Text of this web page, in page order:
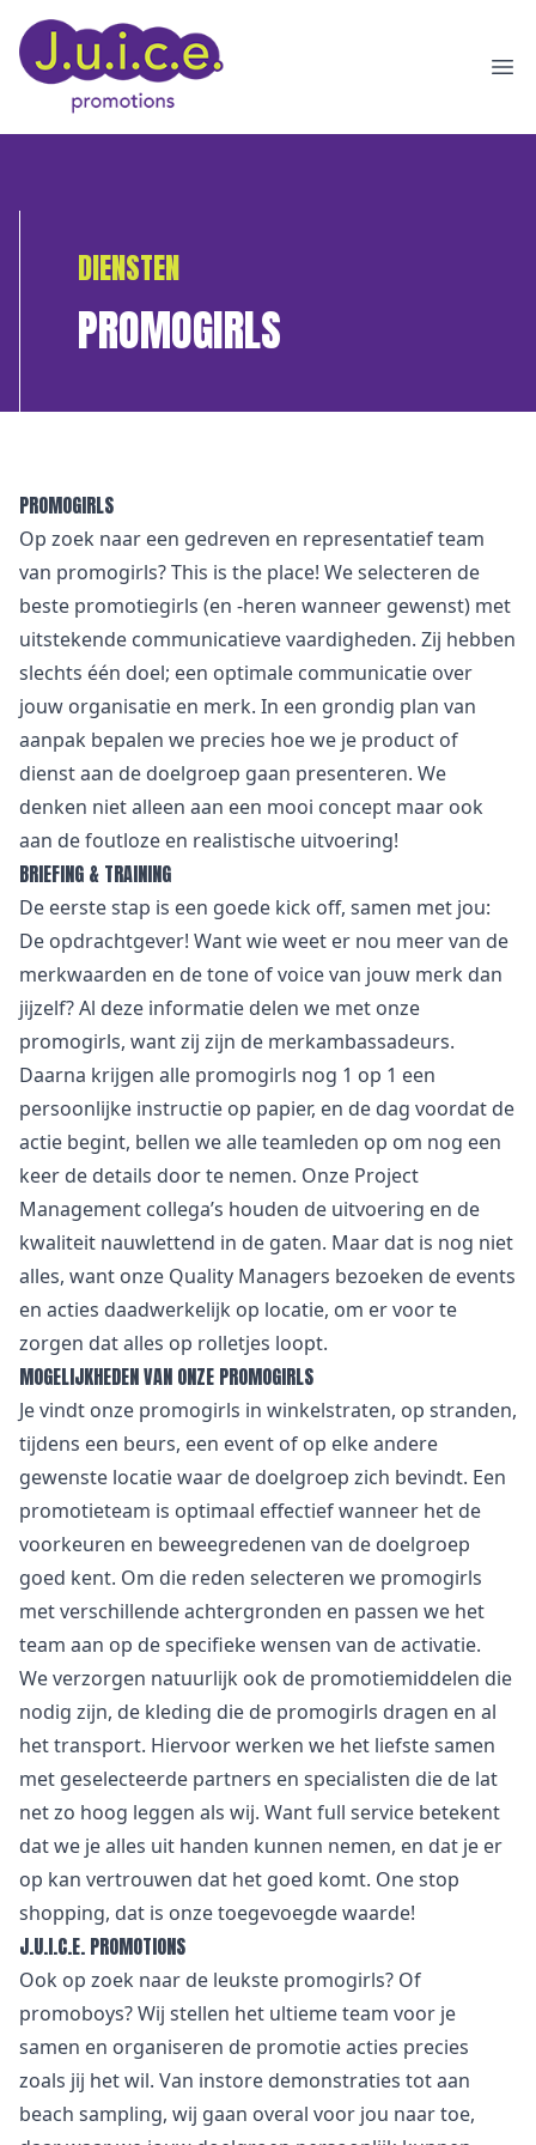
DIENSTEN
PROMOGIRLS
PROMOGIRLS
Op zoek naar een gedreven en representatief team
van promogirls? This is the place! We selecteren de
beste promotiegirls (en -heren wanneer gewenst) met
uitstekende communicatieve vaardigheden. Zij hebben
slechts één doel; een optimale communicatie over
jouw organisatie en merk. In een grondig plan van
aanpak bepalen we precies hoe we je product of
dienst aan de doelgroep gaan presenteren. We
denken niet alleen aan een mooi concept maar ook
aan de foutloze en realistische uitvoering!
BRIEFING & TRAINING
De eerste stap is een goede kick off, samen met jou:
De opdrachtgever! Want wie weet er nou meer van de
merkwaarden en de tone of voice van jouw merk dan
jijzelf? Al deze informatie delen we met onze
promogirls, want zij zijn de merkambassadeurs.
Daarna krijgen alle promogirls nog 1 op 1 een
persoonlijke instructie op papier, en de dag voordat de
actie begint, bellen we alle teamleden op om nog een
keer de details door te nemen. Onze Project
Management collega’s houden de uitvoering en de
kwaliteit nauwlettend in de gaten. Maar dat is nog niet
alles, want onze Quality Managers bezoeken de events
en acties daadwerkelijk op locatie, om er voor te
zorgen dat alles op rolletjes loopt.
MOGELIJKHEDEN VAN ONZE PROMOGIRLS
Je vindt onze promogirls in winkelstraten, op stranden,
tijdens een beurs, een event of op elke andere
gewenste locatie waar de doelgroep zich bevindt. Een
promotieteam is optimaal effectief wanneer het de
voorkeuren en beweegredenen van de doelgroep
goed kent. Om die reden selecteren we promogirls
met verschillende achtergronden en passen we het
team aan op de specifieke wensen van de activatie.
We verzorgen natuurlijk ook de promotiemiddelen die
nodig zijn, de kleding die de promogirls dragen en al
het transport. Hiervoor werken we het liefste samen
met geselecteerde partners en specialisten die de lat
net zo hoog leggen als wij. Want full service betekent
dat we je alles uit handen kunnen nemen, en dat je er
op kan vertrouwen dat het goed komt. One stop
shopping, dat is onze toegevoegde waarde!
J.U.I.C.E. PROMOTIONS
Ook op zoek naar de leukste promogirls? Of
promoboys? Wij stellen het ultieme team voor je
samen en organiseren de promotie acties precies
zoals jij het wil. Van instore demonstraties tot aan
beach sampling, wij gaan overal voor jou naar toe,